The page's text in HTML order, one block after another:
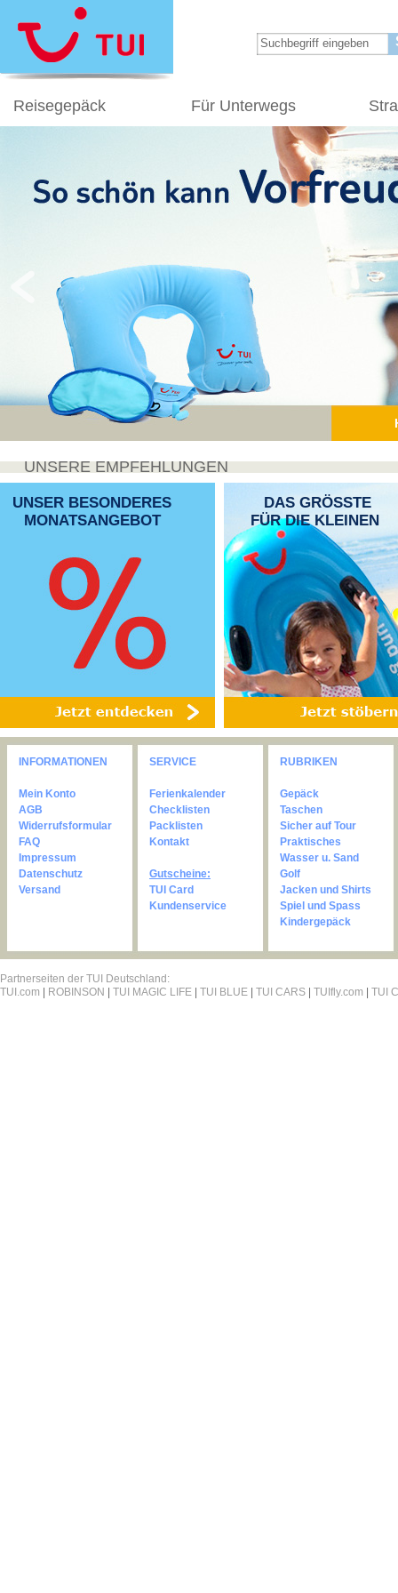
Reisegepäck Für Unterwegs
UNSERE EMPFEHLUNGEN
UNSER BESONDERES
MONATSANGEBOT
DAS GRÖSSTE
FÜR DIE KLEINEN
INFORMATIONEN
Mein Konto
AGB
Widerrufsformular
FAQ
Impressum
Datenschutz
Versand
SERVICE
Ferienkalender
Checklisten
Packlisten
Kontakt
Gutscheine:
TUI Card
Kundenservice
RUBRIKEN
Gepäck
Taschen
Sicher auf Tour
Praktisches
Wasser u. Sand
Golf
Jacken und Shirts
Spiel und Spass
Kindergepäck
Partnerseiten der TUI Deutschland:
TUI.com
ROBINSON TUI MAGIC LIFE TUI BLUE TUI CARS TUIfly.com TUI